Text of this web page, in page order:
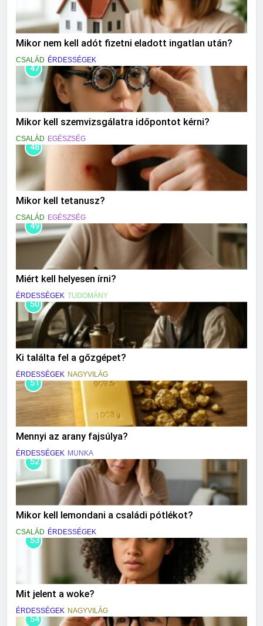
Mikor nem kell adót fizetni eladott ingatlan után?
CSALÁD ÉRDESSÉGEK
47
Mikor kell szemvizsgálatra időpontot kérni?
CSALÁD EGÉSZSÉG
48
Mikor kell tetanusz?
CSALÁD EGÉSZSÉG
49
Miért kell helyesen írni?
ÉRDESSÉGEK TUDOMÁNY
50
Ki találta fel a gőzgépet?
ÉRDESSÉGEK NAGYVILÁG
51
Mennyi az arany fajsúlya?
ÉRDESSÉGEK MUNKA
52
Mikor kell lemondani a családi pótlékot?
CSALÁD ÉRDESSÉGEK
53
Mit jelent a woke?
ÉRDESSÉGEK NAGYVILÁG
54